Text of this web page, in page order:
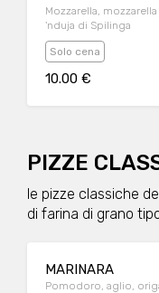
Mozzarella,
'nduja di Spilinga
Solo cena
10.00 €
PIZZE
le pizze classiche
di farina di grano
MARINARA
Pomodoro, aglio,